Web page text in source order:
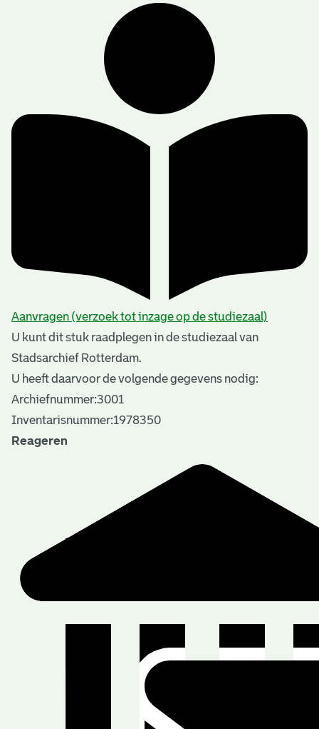
Aanvragen (verzoek tot inzage op de studiezaal)
U kunt dit stuk raadplegen in de studiezaal van
Stadsarchief Rotterdam.
U heeft daarvoor de volgende gegevens nodig:
Archiefnummer:3001
Inventarisnummer:1978350
Reageren